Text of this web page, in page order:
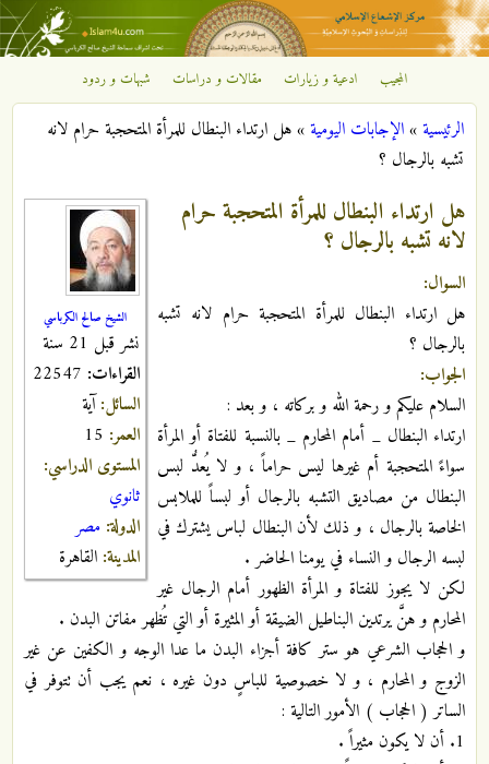
تجاوز إلى المحتوى الرئيسي
مركز
الإشعاع
الإسلامي
المجيب ادعية و زيارات مقالات و دراسات شبهات و ردود
أنت هنا
الرئيسية»الإجابات اليومية»هل ارتداء البنطال للمرأة المتحجبة حرام لانه
تشبه بالرجال ؟
الشيخ صالح الكرباسي
نشر قبل 21 سنة
القراءات:
السائل:آية
العمر: 15
المستوى الدراسي:
ثانوي
الدولة: مصر
المدينة: القاهرة
هل ارتداء البنطال للمرأة المتحجبة حرام
لانه تشبه بالرجال ؟
السوال:
هل ارتداء البنطال للمرأة المتحجبة حرام لانه تشبه
بالرجال ؟
الجواب:
السلام عليكم و رحمة الله و بركاته ، و بعد :
ارتداء البنطال _ أمام المحارم _ بالنسبة للفتاة أو المرأة
سواءً المتحجبة أم غيرها ليس حراماً ، و لا يُعدُّ لبس
البنطال من مصاديق التشبه بالرجال أو لبساً للملابس
الخاصة بالرجال ، و ذلك لأن البنطال لباس يشترك في
لبسه الرجال و النساء في يومنا الحاضر .
لكن لا يجوز للفتاة و المرأة الظهور أمام الرجال غير
المحارم و هنَّ يرتدين البناطيل الضيقة أو المثيرة أو التي تُظهر مفاتن البدن .
و الحجاب الشرعي هو ستر كافة أجزاء البدن ما عدا الوجه و الكفين عن غير
الزوج و المحارم ، و لا خصوصية للباسٍ دون غيره ، نعم يجب أن تتوفر في
الساتر ( الحجاب ) الأمور التالية :
1. أن لا يكون مثيراً .